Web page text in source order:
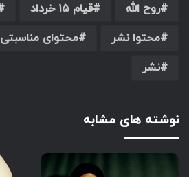
روح الله
قیام ۱۵ خرداد
محتوا نشر
محتوای مناسبتی
نشر
نوشته های مشابه